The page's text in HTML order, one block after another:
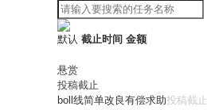
默认 截止时间 金额
悬赏
投稿截止
boll线简单改良有偿求助投稿截止